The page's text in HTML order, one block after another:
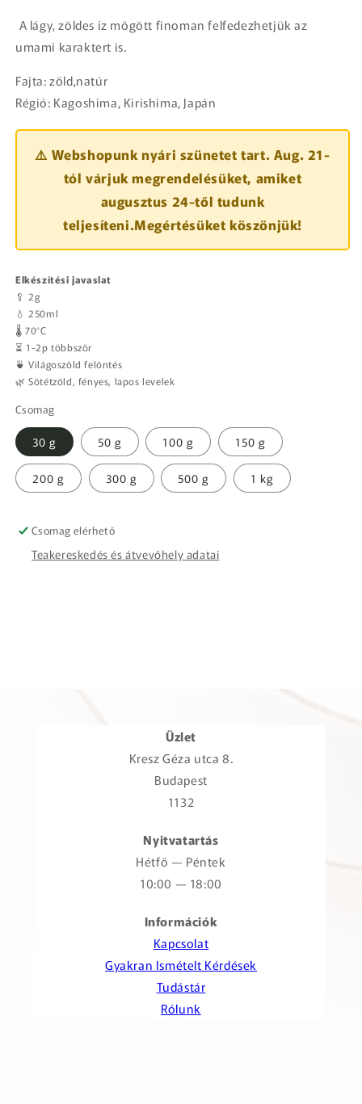
A lágy, zöldes íz mögött finoman felfedezhetjük az
umami karaktert is.
Fajta: zöld,natúr
Régió: Kagoshima, Kirishima, Japán
⚠️ Webshopunk nyári szünetet tart. Aug. 21-
tól várjuk megrendelésüket, amiket
augusztus 24-től tudunk
teljesíteni.Megértésüket köszönjük!
Elkészítési javaslat
🥄 2g
💧 250ml
🌡️ 70°C
⏳ 1-2p többször
🍵 Világoszöld felöntés
🌿 Sötétzöld, fényes, lapos levelek
Csomag
30 g 50 g 100 g 150 g
200 g 300 g 500 g 1 kg
Csomag elérhető
Teakereskedés és átvevőhely adatai
Üzlet
Kresz Géza utca 8.
Budapest
1132
Nyitvatartás
Hétfő — Péntek
10:00 — 18:00
Információk
Kapcsolat
Gyakran Ismételt Kérdések
Tudástár
Rólunk